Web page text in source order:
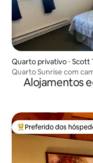
Quarto privativo ⋅ Scott
Quarto Sunrise com
Alojamentos
Entre os melhores
Preferido dos